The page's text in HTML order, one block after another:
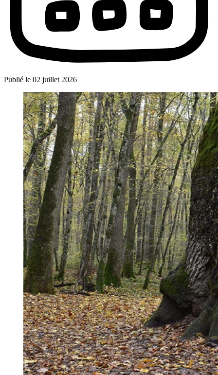
Publié le 02 juillet 2026